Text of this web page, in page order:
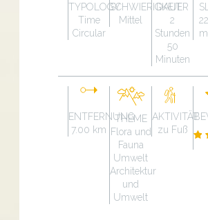
TYPOLOGY
Time
Circular
SCHWIERIGKEIT
Mittel
DAUER
2
Stunden
50
Minuten
ENTFERNUNG
7.00 km
THEME
Flora und
Fauna
Umwelt
Architektur
und
Umwelt
AKTIVITÄT
zu Fuß